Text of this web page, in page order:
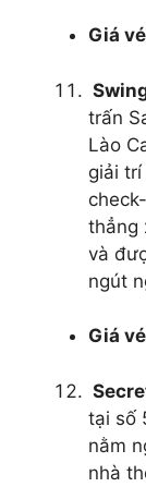
Giá
trấn
Lào
giải
thẳng
và
ngút
Giá
tại số
nằm
nhà